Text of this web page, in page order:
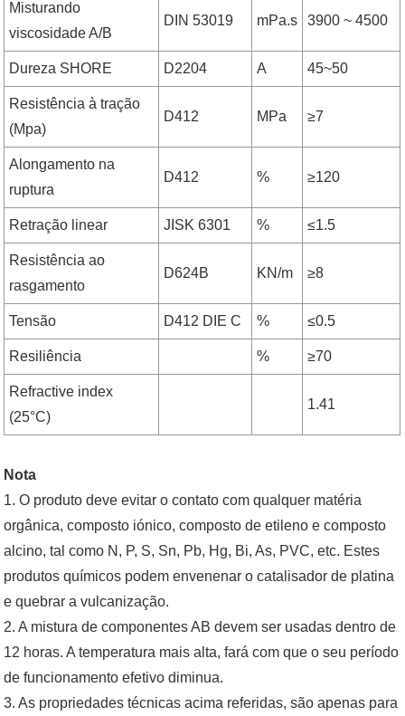
Misturando
viscosidade A/B
DIN 53019 mPa.s 3900 ~ 4500
Dureza SHORE D2204 A 45~50
Resistência à tração
(Mpa)
D412 MPa ≥7
Alongamento na
ruptura
D412 % ≥120
Retração linear JISK 6301 % ≤1.5
Resistência ao
rasgamento
D624B KN/m ≥8
Tensão D412 DIE C % ≤0.5
Resiliência % ≥70
Refractive index
(25°C)
1.41
Nota
1. O produto deve evitar o contato com qualquer matéria
orgânica, composto iónico, composto de etileno e composto
alcino, tal como N, P, S, Sn, Pb, Hg, Bi, As, PVC, etc. Estes
produtos químicos podem envenenar o catalisador de platina
e quebrar a vulcanização.
2. A mistura de componentes AB devem ser usadas dentro de
12 horas. A temperatura mais alta, fará com que o seu período
de funcionamento efetivo diminua.
3. As propriedades técnicas acima referidas, são apenas para